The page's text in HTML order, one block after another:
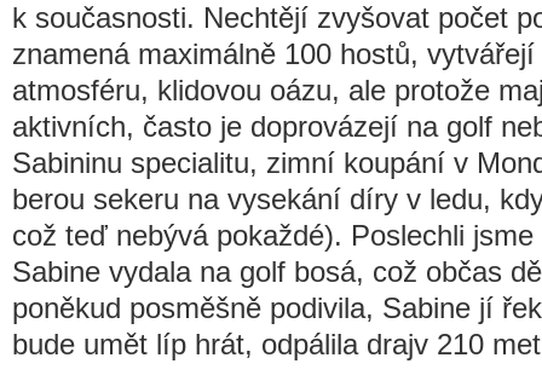
k současnosti. Nechtějí zvyšovat počet
znamená maximálně 100 hostů,
atmosféru, klidovou oázu, ale protože
aktivních, často je doprovázejí na golf
Sabininu specialitu, zimní koupání v
berou sekeru na vysekání díry v ledu,
což teď nebývá pokaždé). Poslechli
Sabine vydala na golf bosá, což občas
poněkud posměšně podivila, Sabine jí
bude umět líp hrát, odpálila drajv 210